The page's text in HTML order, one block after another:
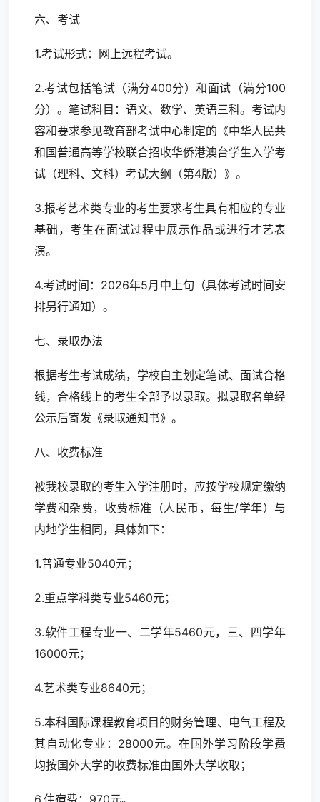
六、考试
1.考试形式：网上远程考试。
2.考试包括笔试（满分400分）和面试（满分100
分）。笔试科目：语文、数学、英语三科。考试内
容和要求参见教育部考试中心制定的《中华人民共
和国普通高等学校联合招收华侨港澳台学生入学考
试（理科、文科）考试大纲（第4版）》。
3.报考艺术类专业的考生要求考生具有相应的专业
基础，考生在面试过程中展示作品或进行才艺表
演。
4.考试时间：2026年5月中上旬（具体考试时间安
排另行通知）。
七、录取办法
根据考生考试成绩，学校自主划定笔试、面试合格
线，合格线上的考生全部予以录取。拟录取名单经
公示后寄发《录取通知书》。
八、收费标准
被我校录取的考生入学注册时，应按学校规定缴纳
学费和杂费，收费标准（人民币，每生/学年）与
内地学生相同，具体如下：
1.普通专业5040元；
2.重点学科类专业5460元；
3.软件工程专业一、二学年5460元，三、四学年
16000元；
4.艺术类专业8640元；
5.本科国际课程教育项目的财务管理、电气工程及
其自动化专业：28000元。在国外学习阶段学费
均按国外大学的收费标准由国外大学收取；
6.住宿费：970元。